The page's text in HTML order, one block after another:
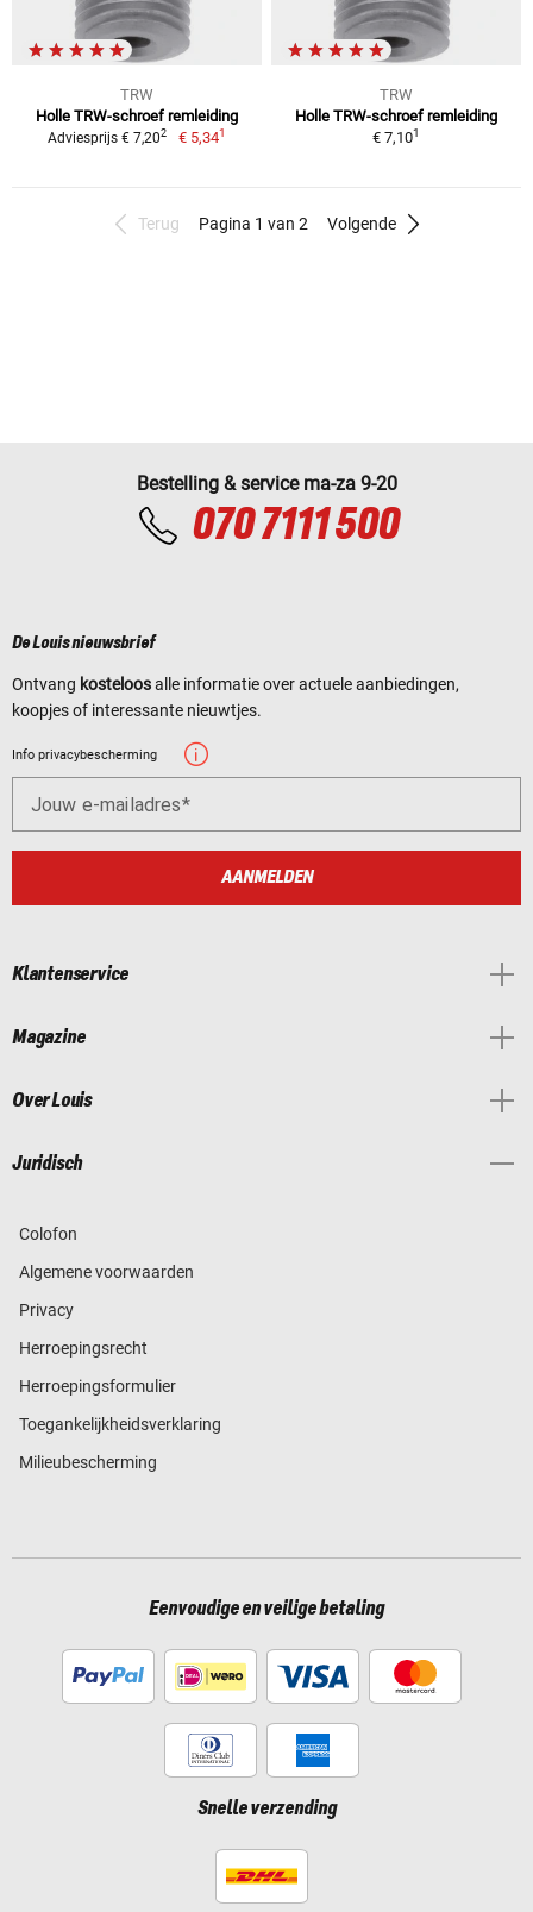
TRW
Holle TRW-schroef remleiding
Adviesprijs € 7,202 € 5,341
TRW
Holle TRW-schroef remleiding
€ 7,101
Terug Pagina 1 van 2 Volgende
Bestelling & service ma-za 9-20
070 7111 500
De Louis nieuwsbrief
Ontvang kosteloosalle informatie over actuele aanbiedingen,
koopjes of interessante nieuwtjes.
Info privacybescherming
Jouw e-mailadres
AANMELDEN
Klantenservice
Magazine
Over Louis
Juridisch
Colofon
Algemene voorwaarden
Privacy
Herroepingsrecht
Herroepingsformulier
Toegankelijkheidsverklaring
Milieubescherming
Eenvoudige en veilige betaling
Snelle verzending